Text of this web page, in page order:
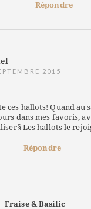
Répondre
2015
ces hallots! Quand au
dans mes favoris,
Les hallots le
Répondre
Fraise & Basilic